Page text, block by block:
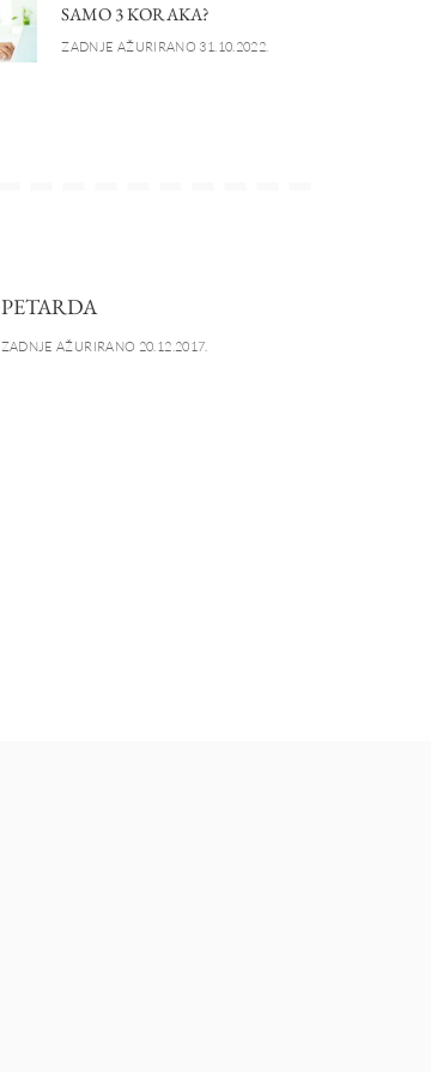
SAMO 3 KORAKA?
ZADNJE AŽURIRANO 31.10.2022.
PETARDA
ZADNJE AŽURIRANO 20.12.2017.